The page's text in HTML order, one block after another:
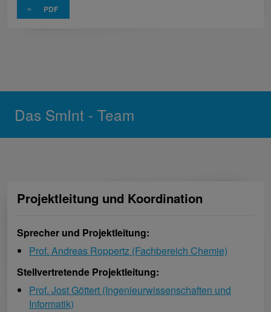
»
Das SmInt - Team
Projektleitung und Koordination
Sprecher und Projektleitung:
Prof. Andreas Roppertz (Fachbereich Chemie)
Stellvertretende Projektleitung:
Prof. Jost Göttert (Ingenieurwissenschaften und
Informatik)